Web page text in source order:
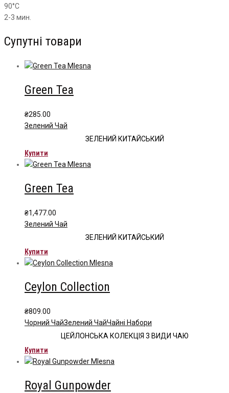
90°С
2-3 мин.
Супутні товари
Green Tea
₴285.00
Зелений Чай
ЗЕЛЕНИЙ КИТАЙСЬКИЙ
Купити
Green Tea
₴1,477.00
Зелений Чай
ЗЕЛЕНИЙ КИТАЙСЬКИЙ
Купити
Ceylon Collection
₴809.00
Чорний ЧайЗелений ЧайЧайні Набори
ЦЕЙЛОНСЬКА КОЛЕКЦІЯ 3 ВИДИ ЧАЮ
Купити
Royal Gunpowder